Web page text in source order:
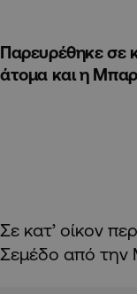
Παρευρέθηκε σε
άτομα και η
Σε κατ’ οίκον
Σεμέδο από την